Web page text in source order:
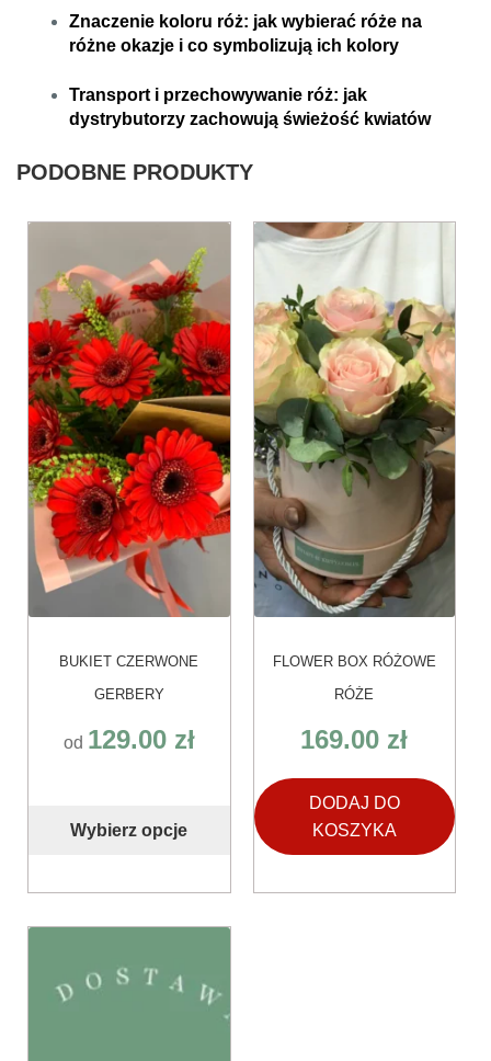
Znaczenie koloru róż: jak wybierać róże na
różne okazje i co symbolizują ich kolory
Transport i przechowywanie róż: jak
dystrybutorzy zachowują świeżość kwiatów
PODOBNE PRODUKTY
BUKIET CZERWONE
GERBERY
od 129.00 zł
Wybierz opcje
produkt
ma
wiele
wariantów.
Opcje
można
wybrać
na
stronie
produktu
FLOWER BOX RÓŻOWE
RÓŻE
169.00 zł
DODAJ DO
KOSZYKA